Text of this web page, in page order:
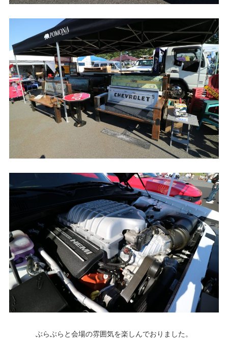
ぶらぶらと会場の雰囲気を楽しんでおりました。